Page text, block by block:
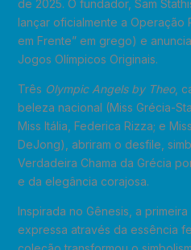
de 2025. O fundador, Sam
lançar oficialmente a Operação
em Frente” em grego) e
Jogos Olímpicos Originais.
Três Olympic Angels by Theo,
beleza nacional (Miss Grécia-
Miss Itália, Federica Rizza; e
DeJong), abriram o desfile,
Verdadeira Chama da Grécia
e da elegância corajosa.
Inspirada no Gênesis, a
expressa através da essência